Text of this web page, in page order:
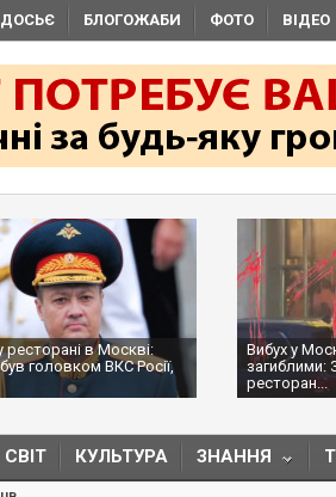
ДОСЬЄ БЛОГОЖАБИ ФОТО ВІДЕО
ресторані в Москві:
головком ВКС Росії,
Вибух у
загиблими:
ресторан...
СВІТ КУЛЬТУРА ЗНАННЯ